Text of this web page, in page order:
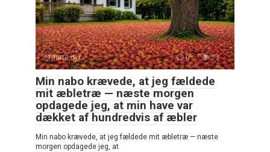
Smarte dyr 0 13
Min nabo krævede, at jeg fældede
mit æbletræ — næste morgen
opdagede jeg, at min have var
dækket af hundredvis af æbler
Min nabo krævede, at jeg fældede mit æbletræ — næste
morgen opdagede jeg, at